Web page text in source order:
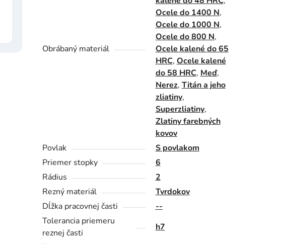
Obrábaný materiál
Ocele do 1400 N,
Ocele do 1000 N,
Ocele do 800 N,
Ocele kalené do 65
HRC, Ocele kalené
do 58 HRC, Meď,
Nerez, Titán a jeho
zliatiny,
Superzliatiny,
Zlatiny farebných
kovov
Povlak
S povlakom
Priemer stopky
6
Rádius
2
Rezný materiál
Tvrdokov
Dĺžka pracovnej časti
--
Tolerancia priemeru
reznej časti
h7